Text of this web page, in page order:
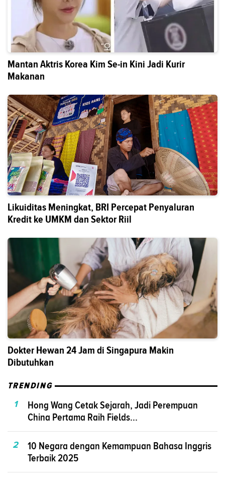
Mantan Aktris Korea Kim Se-in Kini Jadi Kurir
Makanan
Likuiditas Meningkat, BRI Percepat Penyaluran
Kredit ke UMKM dan Sektor Riil
Dokter Hewan 24 Jam di Singapura Makin
Dibutuhkan
TRENDING
1
Hong Wang Cetak Sejarah, Jadi Perempuan
China Pertama Raih Fields...
2
10 Negara dengan Kemampuan Bahasa Inggris
Terbaik 2025